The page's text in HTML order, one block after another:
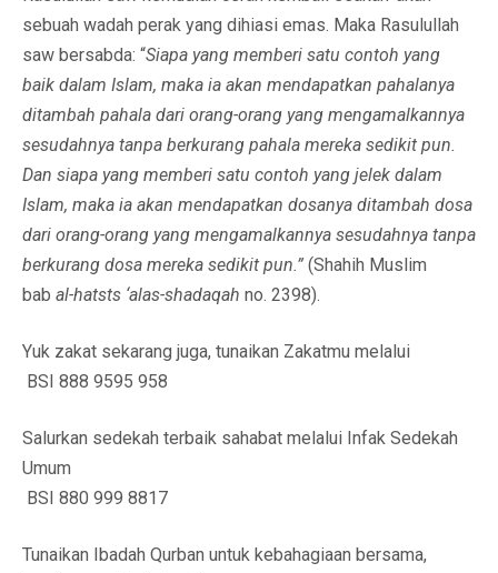
sebuah wadah perak yang dihiasi emas. Maka Rasulullah
saw bersabda: “Siapa yang memberi satu contoh yang
baik dalam Islam, maka ia akan mendapatkan pahalanya
ditambah pahala dari orang-orang yang mengamalkannya
sesudahnya tanpa berkurang pahala mereka sedikit pun.
Dan siapa yang memberi satu contoh yang jelek dalam
Islam, maka ia akan mendapatkan dosanya ditambah dosa
dari orang-orang yang mengamalkannya sesudahnya tanpa
berkurang dosa mereka sedikit pun.” (Shahih Muslim
bab al-hatsts ‘alas-shadaqah no. 2398).
Yuk zakat sekarang juga, tunaikan Zakatmu melalui
BSI 888 9595 958
Salurkan sedekah terbaik sahabat melalui Infak Sedekah
Umum
BSI 880 999 8817
Tunaikan Ibadah Qurban untuk kebahagiaan bersama,